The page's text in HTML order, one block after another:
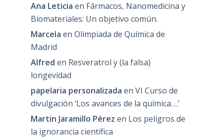
Ana Leticia en Fármacos, Nanomedicina y
Biomateriales: Un objetivo común.
Marcela en Olimpiada de Química de
Madrid
Alfred en Resveratrol y (la falsa)
longevidad
papelaria personalizada en VI Curso de
divulgación ‘Los avances de la química….’
Martin Jaramillo Pérez en Los peligros de
la ignorancia científica